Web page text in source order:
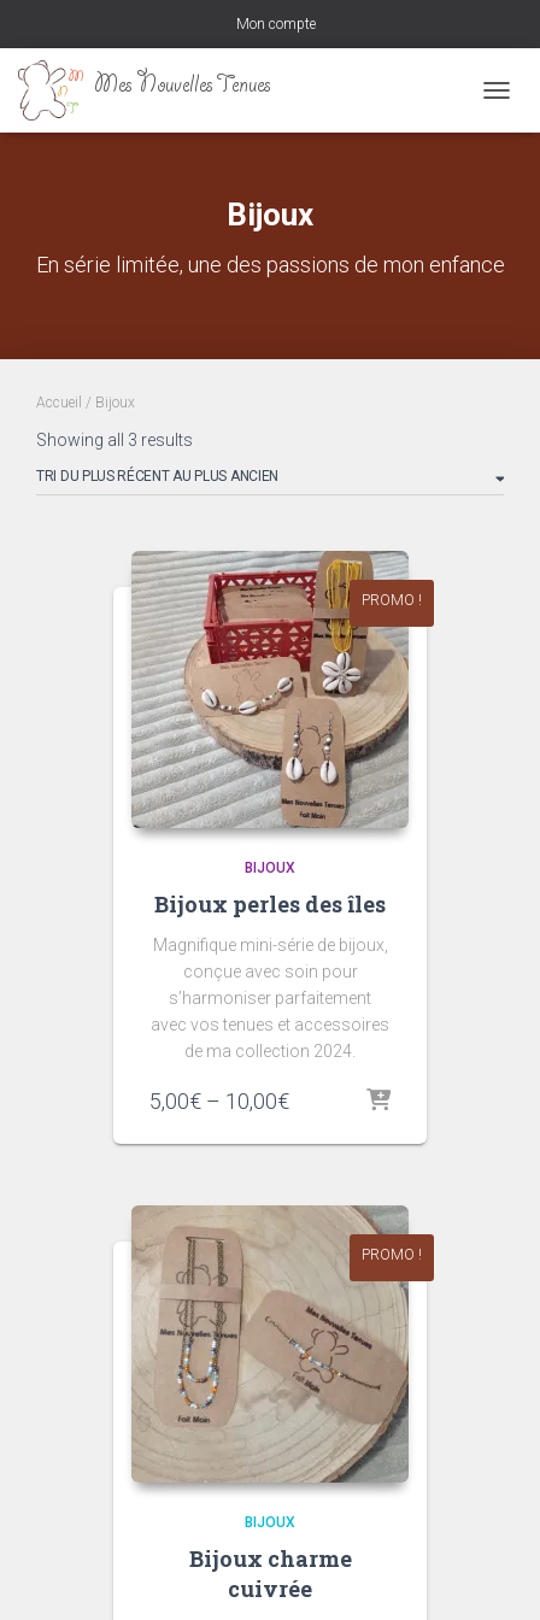
Mon compte
Bijoux
En série limitée, une des passions de mon enfance
Accueil / Bijoux
Showing all 3 results
latest
PROMO !
BIJOUX
Bijoux perles des îles
Magnifique mini-série de bijoux,
conçue avec soin pour
s’harmoniser parfaitement
avec vos tenues et accessoires
de ma collection 2024.
5,00€ – 10,00€Price
5,00€
10,00€
PROMO !
BIJOUX
Bijoux charme
cuivrée